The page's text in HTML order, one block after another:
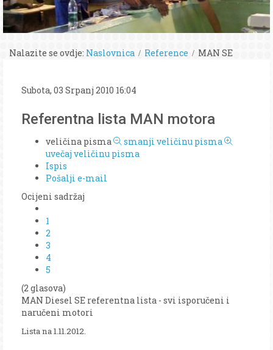
Nalazite se ovdje: Naslovnica Reference MAN SE
Subota, 03 Srpanj 2010 16:04
Referentna lista MAN motora
veličina pisma
smanji veličinu pisma
uvečaj veličinu pisma
Ispis
Pošalji e-mail
Ocijeni sadržaj
1
2
3
4
5
(2 glasova)
MAN Diesel SE referentna lista - svi isporučeni i
naručeni motori
Lista na 1.11.2012.